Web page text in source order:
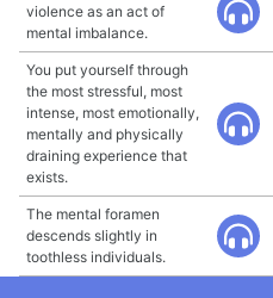
violence as an act of
mental imbalance.
You put yourself through
the most stressful, most
intense, most emotionally,
mentally and physically
draining experience that
exists.
The mental foramen
descends slightly in
toothless individuals.